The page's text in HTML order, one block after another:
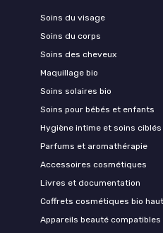
Soins du visage
Soins du corps
Soins des cheveux
Maquillage bio
Soins solaires bio
Soins pour bébés et enfants
Hygiène intime et soins ciblés
Parfums et aromathérapie
Accessoires cosmétiques
Livres et documentation
Coffrets cosmétiques bio
Appareils beauté compatibles